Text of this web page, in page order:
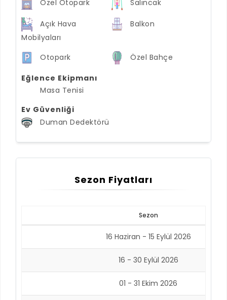
Özel Otopark Salıncak
Açık Hava
Mobilyaları
Balkon
Otopark Özel Bahçe
Eğlence Ekipmanı
Masa Tenisi
Ev Güvenliği
Duman Dedektörü
Sezon Fiyatları
Sezon
16 Haziran - 15 Eylül 2026
16 - 30 Eylül 2026
01 - 31 Ekim 2026